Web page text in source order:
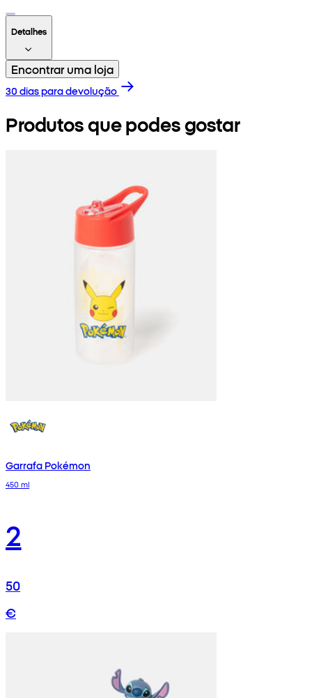
Detalhes
Encontrar uma loja
30 dias para devolução
Produtos que podes gostar
Garrafa Pokémon
450 ml
2
50
€